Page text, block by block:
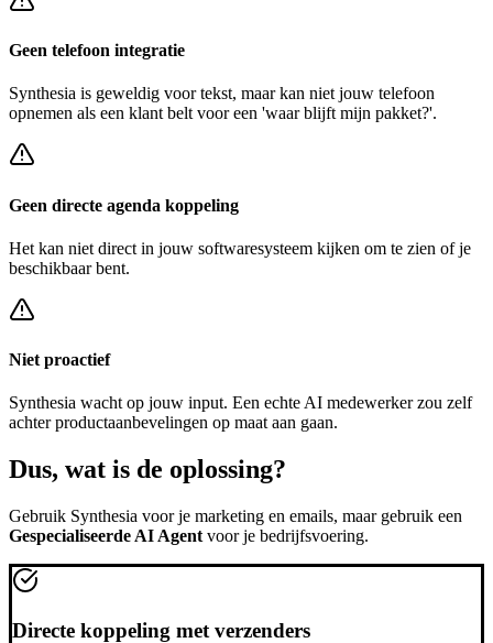
Geen telefoon integratie
Synthesia is geweldig voor tekst, maar kan niet jouw telefoon
opnemen als een klant belt voor een 'waar blijft mijn pakket?'.
Geen directe agenda koppeling
Het kan niet direct in jouw softwaresysteem kijken om te zien of je
beschikbaar bent.
Niet proactief
Synthesia wacht op jouw input. Een echte AI medewerker zou zelf
achterproductaanbevelingen op maataan gaan.
Dus, wat is de oplossing?
Gebruik Synthesia voor je marketing en emails, maar gebruik een
Gespecialiseerde AI Agent voor je bedrijfsvoering.
Directe koppeling met verzenders